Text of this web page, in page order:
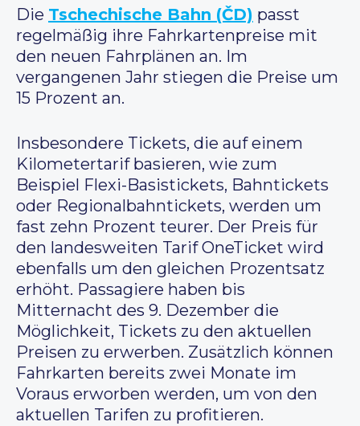
Die Tschechische Bahn (ČD) passt
regelmäßig ihre Fahrkartenpreise mit
den neuen Fahrplänen an. Im
vergangenen Jahr stiegen die Preise um
15 Prozent an.
Insbesondere Tickets, die auf einem
Kilometertarif basieren, wie zum
Beispiel Flexi-Basistickets, Bahntickets
oder Regionalbahntickets, werden um
fast zehn Prozent teurer. Der Preis für
den landesweiten Tarif OneTicket wird
ebenfalls um den gleichen Prozentsatz
erhöht. Passagiere haben bis
Mitternacht des 9. Dezember die
Möglichkeit, Tickets zu den aktuellen
Preisen zu erwerben. Zusätzlich können
Fahrkarten bereits zwei Monate im
Voraus erworben werden, um von den
aktuellen Tarifen zu profitieren.